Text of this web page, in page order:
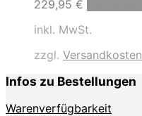
229,95 €
inkl. MwSt.
zzgl. Versandkosten
Infos zu Bestellungen
Warenverfügbarkeit